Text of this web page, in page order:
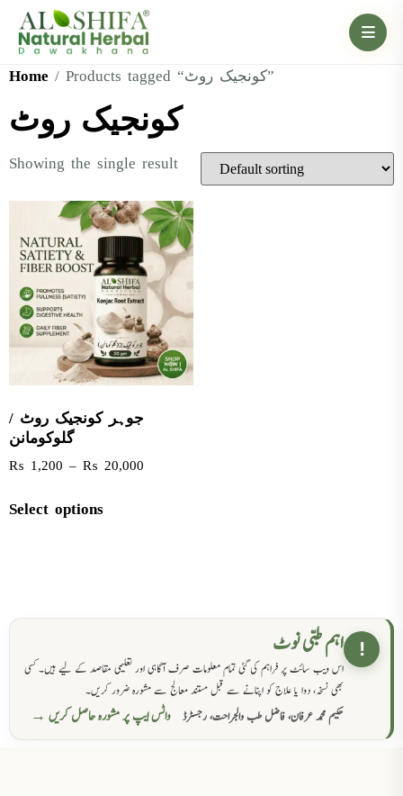
Home / Products tagged “کونجیک روٹ”
کونجیک روٹ
Showing the single result
جوہر کونجیک روٹ /
گلوکومانن
₨ 1,200 – ₨ 20,000
Select options
! اہم طبی نوٹ
اس ویب سائٹ پر فراہم کی گئی تمام معلومات صرف آگاہی اور تعلیمی مقاصد کے لیے ہیں۔ کسی
بھی نسخہ، دوا یا علاج کو اپنانے سے قبل مستند معالج سے مشورہ ضرور کریں۔
حکیم محمد عرفان، فاضل طب والجراحت، رجسٹرڈ
واٹس ایپ پر مشورہ حاصل کریں →